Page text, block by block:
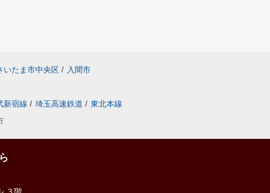
いたま市中央区 / 入間市
新宿線 / 埼玉高速鉄道 / 東北本線